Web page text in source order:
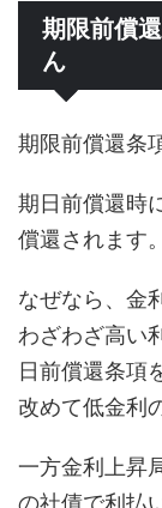
期限前償
ん
期限前償還条
期日前償還時
償還されます。
なぜなら、金
わざわざ高い
日前償還条項
改めて低金利
一方金利上昇
の社債で利払